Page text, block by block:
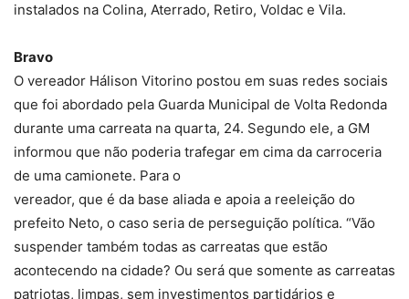
instalados na Colina, Aterrado, Retiro, Voldac e Vila.
Bravo
O vereador Hálison Vitorino postou em suas redes sociais
que foi abordado pela Guarda Municipal de Volta Redonda
durante uma carreata na quarta, 24. Segundo ele, a GM
informou que não poderia trafegar em cima da carroceria
de uma camionete. Para o
vereador, que é da base aliada e apoia a reeleição do
prefeito Neto, o caso seria de perseguição política. “Vão
suspender também todas as carreatas que estão
acontecendo na cidade? Ou será que somente as carreatas
patriotas, limpas, sem investimentos partidários e